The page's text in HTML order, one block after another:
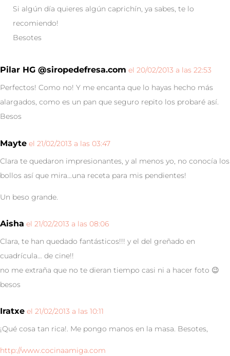
Si algún día quieres algún caprichín, ya sabes, te lo
recomiendo!
Besotes
Pilar HG @siropedefresa.com el 20/02/2013 a las 22:53
Perfectos! Como no! Y me encanta que lo hayas hecho más
alargados, como es un pan que seguro repito los probaré así.
Besos
Mayte el 21/02/2013 a las 03:47
Clara te quedaron impresionantes, y al menos yo, no conocía los
bollos así que mira…una receta para mis pendientes!
Un beso grande.
Aisha el 21/02/2013 a las 08:06
Clara, te han quedado fantásticos!!! y el del greñado en
cuadrícula… de cine!!
no me extraña que no te dieran tiempo casi ni a hacer foto 😉
besos
Iratxe el 21/02/2013 a las 10:11
¡Qué cosa tan rica!. Me pongo manos en la masa. Besotes,
http://www.cocinaamiga.com